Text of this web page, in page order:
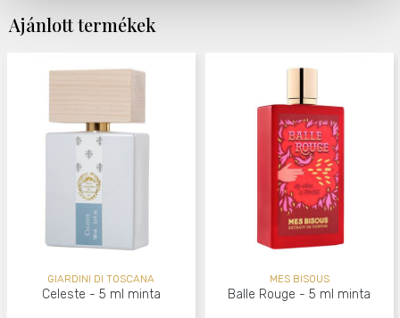
Ajánlott termékek
GIARDINI DI TOSCANA
Celeste - 5 ml minta
MES BISOUS
Balle Rouge - 5 ml minta